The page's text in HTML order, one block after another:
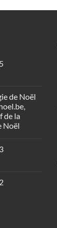
de Noël
de la
Noël